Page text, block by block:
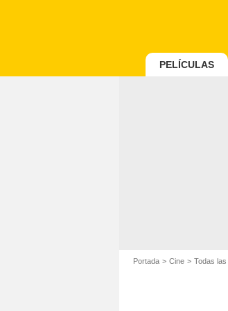
PELÍCULAS
Portada Cine Todas